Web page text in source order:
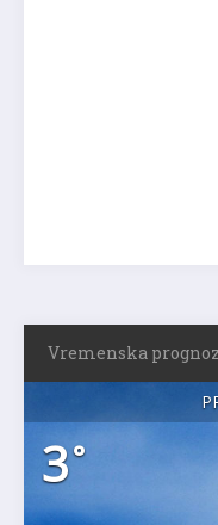
Vremenska
3°